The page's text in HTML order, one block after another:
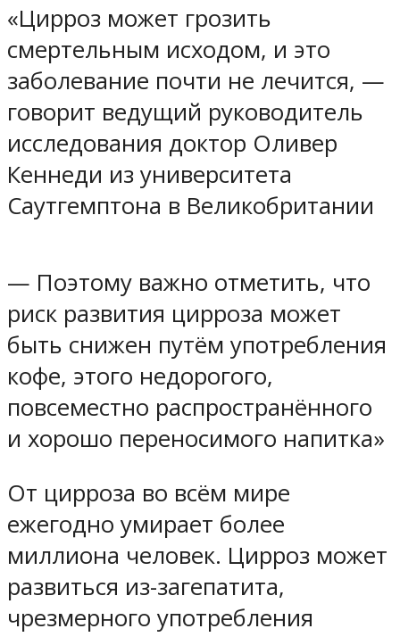
«Цирроз может грозить
смертельным исходом, и это
заболевание почти не лечится, —
говорит ведущий руководитель
исследования доктор Оливер
Кеннеди из университета
Саутгемптона в Великобритании
— Поэтому важно отметить, что
риск развития цирроза может
быть снижен путём употребления
кофе, этого недорогого,
повсеместно распространённого
и хорошо переносимого напитка»
От цирроза во всём мире
ежегодно умирает более
миллиона человек. Цирроз может
развиться из-загепатита,
чрезмерного употребления